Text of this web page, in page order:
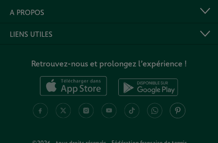
A PROPOS
LIENS UTILES
Retrouvez-nous et prolongez l’expérience !